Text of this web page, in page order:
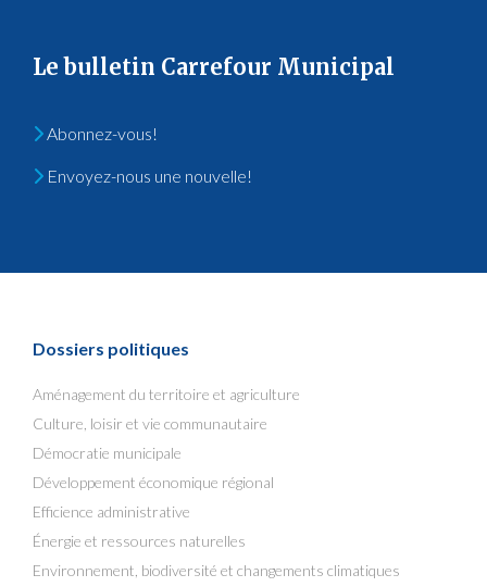
Le bulletin Carrefour Municipal
Abonnez-vous!
Envoyez-nous une nouvelle!
Dossiers politiques
Aménagement du territoire et agriculture
Culture, loisir et vie communautaire
Démocratie municipale
Développement économique régional
Efficience administrative
Énergie et ressources naturelles
Environnement, biodiversité et changements climatiques